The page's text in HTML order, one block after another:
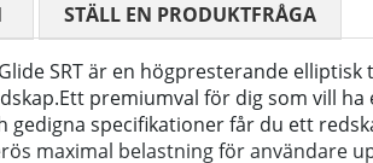
SRT är en högpresterande
premiumval för dig som vill
specifikationer får du ett
maximal belastning för användare
MEDELBETYG 0 AV 5 ANTAL BETYG 0
STÄLL EN PRODUKTFRÅGA